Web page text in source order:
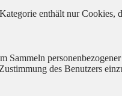
enthält nur Cookies,
des Benutzers